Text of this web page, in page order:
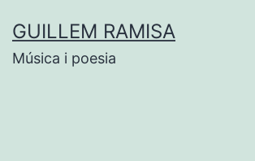
contingut
GUILLEM RAMISA
Música i poesia